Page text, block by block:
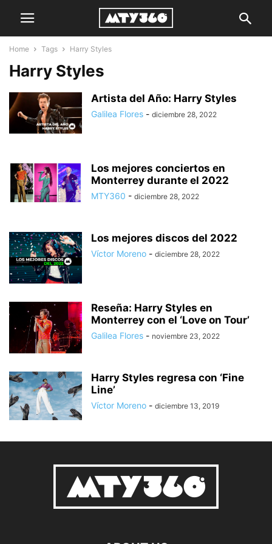
Home Tags Harry Styles
Harry Styles
Artista del Año: Harry Styles
Galilea Flores - diciembre 28, 2022
Los mejores conciertos en
Monterrey durante el 2022
MTY360 - diciembre 28, 2022
Los mejores discos del 2022
Víctor Moreno - diciembre 28, 2022
Reseña: Harry Styles en
Monterrey con el ‘Love on Tour’
Galilea Flores - noviembre 23, 2022
Harry Styles regresa con ‘Fine
Line’
Víctor Moreno - diciembre 13, 2019